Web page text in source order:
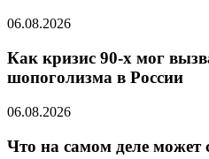
06.08.2026
Как кризис 90-х мог
шопоголизма в России
06.08.2026
Что на самом деле может